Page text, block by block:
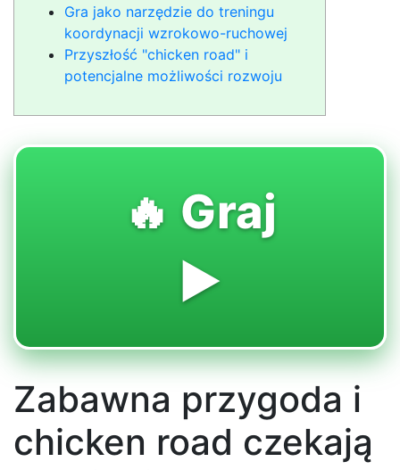
Gra jako narzędzie do treningu
koordynacji wzrokowo-ruchowej
Przyszłość "chicken road" i
potencjalne możliwości rozwoju
🔥 Graj
▶️
Zabawna przygoda i
chicken road czekają